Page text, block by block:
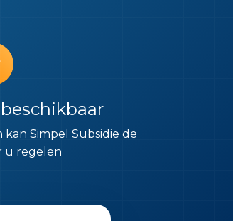
kan Simpel Subsidie de
u regelen